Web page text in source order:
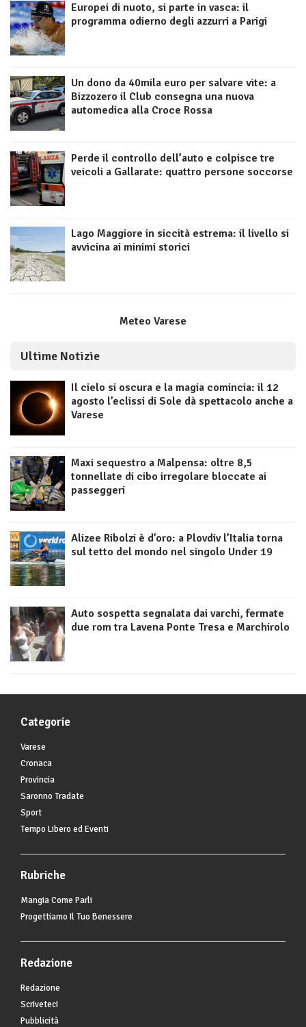
Europei di nuoto, si parte in vasca: il
programma odierno degli azzurri a Parigi
Un dono da 40mila euro per salvare vite: a
Bizzozero il Club consegna una nuova
automedica alla Croce Rossa
Perde il controllo dell’auto e colpisce tre
veicoli a Gallarate: quattro persone soccorse
Lago Maggiore in siccità estrema: il livello si
avvicina ai minimi storici
Meteo Varese
Ultime Notizie
Il cielo si oscura e la magia comincia: il 12
agosto l’eclissi di Sole dà spettacolo anche a
Varese
Maxi sequestro a Malpensa: oltre 8,5
tonnellate di cibo irregolare bloccate ai
passeggeri
Alizee Ribolzi è d’oro: a Plovdiv l’Italia torna
sul tetto del mondo nel singolo Under 19
Auto sospetta segnalata dai varchi, fermate
due rom tra Lavena Ponte Tresa e Marchirolo
Categorie
Varese
Cronaca
Provincia
Saronno Tradate
Sport
Tempo Libero ed Eventi
Rubriche
Mangia Come Parli
Progettiamo Il Tuo Benessere
Redazione
Redazione
Scriveteci
Pubblicità